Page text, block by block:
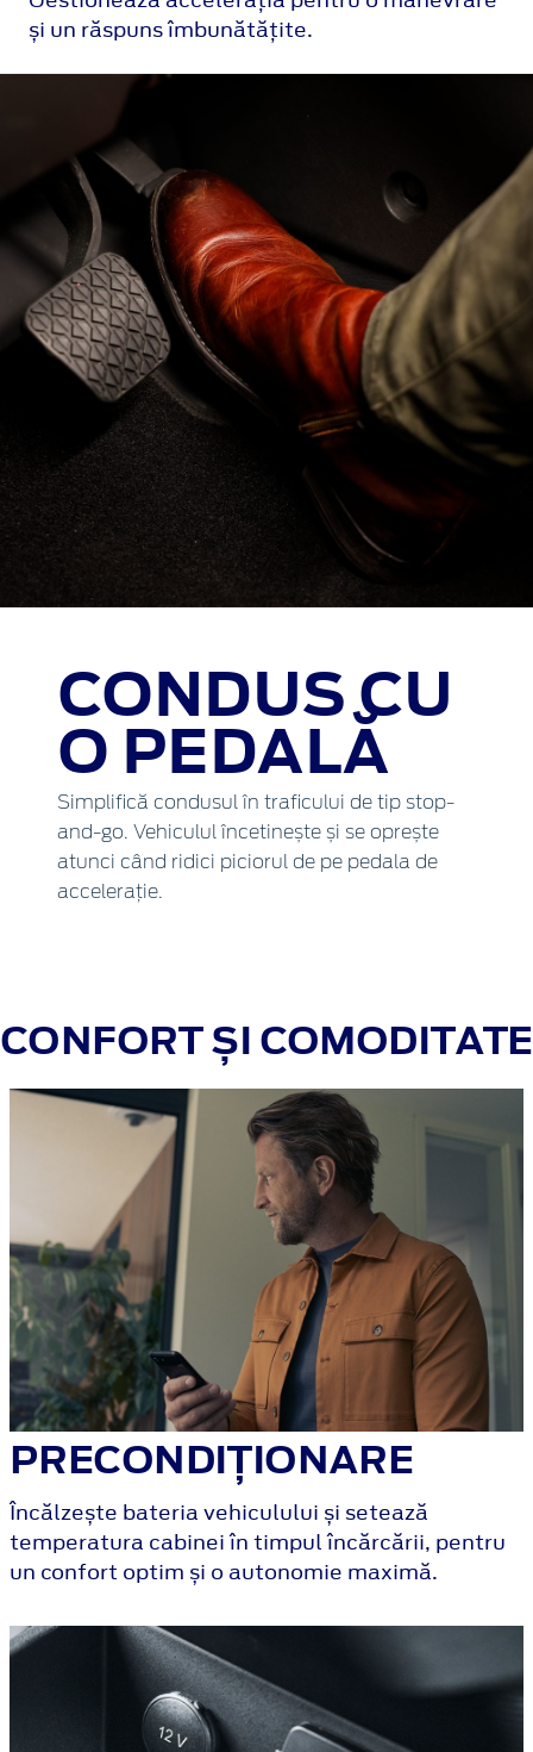
și un răspuns îmbunătățite.
CONDUS CU
O PEDALĂ
Simplifică condusul în traficului de tip stop-
and-go. Vehiculul încetinește și se oprește
atunci când ridici piciorul de pe pedala de
accelerație.
CONFORT ȘI COMODITATE
PRECONDIȚIONARE
Încălzește bateria vehiculului și setează
temperatura cabinei în timpul încărcării, pentru
un confort optim și o autonomie maximă.